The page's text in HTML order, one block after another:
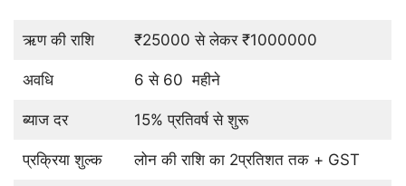
ऋण की राशि ₹25000 से लेकर ₹1000000
अवधि 6 से 60 महीने
ब्याज दर 15% प्रतिवर्ष से शुरू
प्रक्रिया शुल्क लोन की राशि का 2प्रतिशत तक + GST